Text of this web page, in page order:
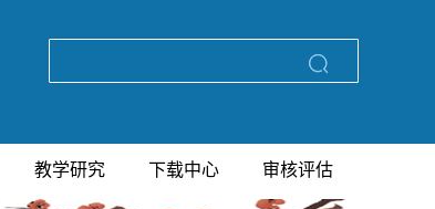
教学研究 下载中心 审核评估